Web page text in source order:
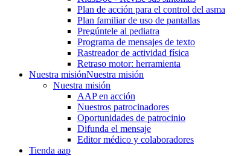
Plan de acción para el control del asma
Plan familiar de uso de pantallas
Pregúntele al pediatra
Programa de mensajes de texto
Rastre​​ador de activida​d física
Retraso motor: herramienta
Nuestra misiónNuestra misión
Nuestra misión
AAP en acción
Nuestros patrocinadores
Oportunidades de patrocinio
Difunda el mensaje
Editor médico y colaboradores
Tienda aap